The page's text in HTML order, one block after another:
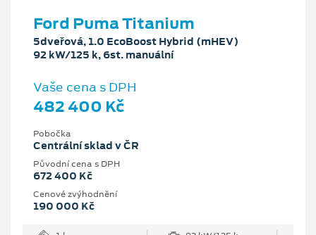
Ford Puma Titanium
5dveřová, 1.0 EcoBoost Hybrid (mHEV)
92 kW/125 k, 6st. manuální
Vaše cena s DPH
482 400 Kč
Pobočka
Centrální sklad v ČR
Původní cena s DPH
672 400 Kč
Cenové zvýhodnění
190 000 Kč